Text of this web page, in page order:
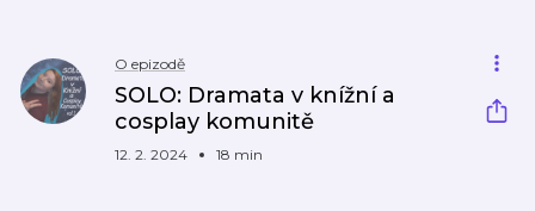
O epizodě
SOLO: Dramata v knížní a
cosplay komunitě
12. 2. 2024 18 min